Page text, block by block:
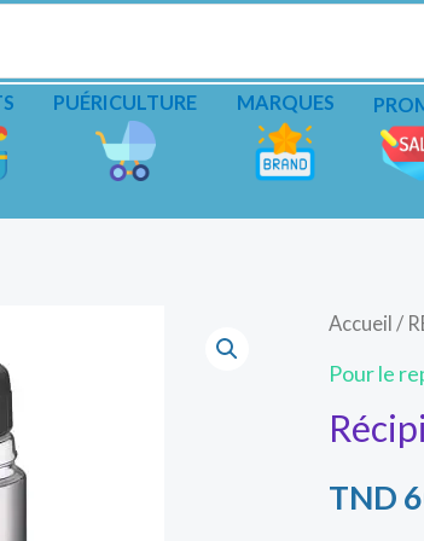
PUÉRICULTURE MARQUES
Accueil /
Pour le
TND
quantité
de
isotherme
inox